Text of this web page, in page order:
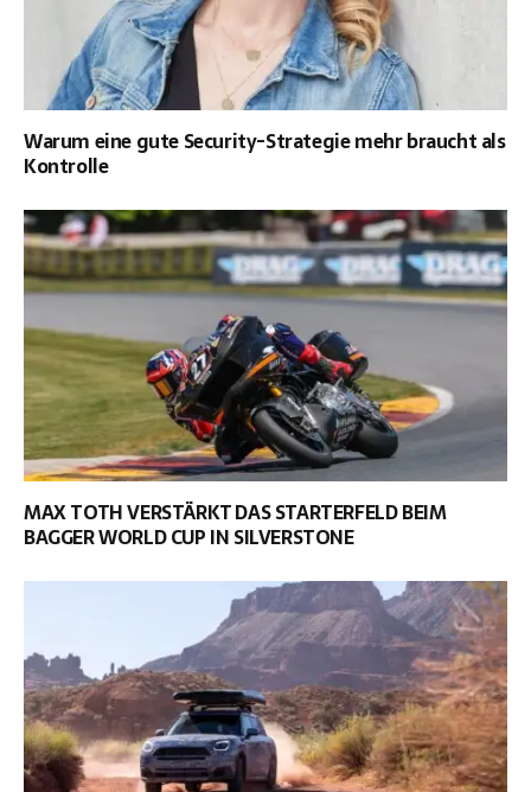
Warum eine gute Security-Strategie mehr braucht als
Kontrolle
MAX TOTH VERSTÄRKT DAS STARTERFELD BEIM
BAGGER WORLD CUP IN SILVERSTONE